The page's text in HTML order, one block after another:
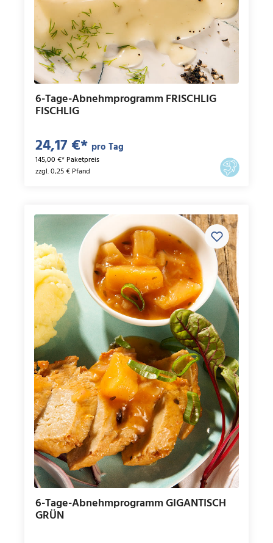
6-Tage-Abnehmprogramm FRISCHLIG
FISCHLIG
24,17 €* pro Tag
145,00 €* Paketpreis
zzgl. 0,25 € Pfand
6-Tage-Abnehmprogramm GIGANTISCH
GRÜN